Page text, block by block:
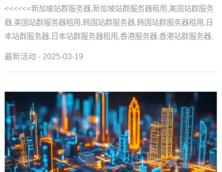
<<<<<<新加坡站群服务器,新加坡站群服务器租用,美国站群服务
器,美国站群服务器租用,韩国站群服务器,韩国站群服务器租用,日
本站群服务器,日本站群服务器租用,香港服务器,香港站群服务器,
最新活动 - 2025-03-19